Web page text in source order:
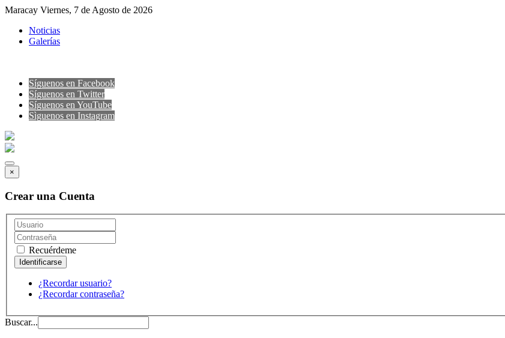
Maracay Viernes, 7 de Agosto de 2026
Noticias
Galerías
Síguenos en Facebook
Síguenos en Twitter
Síguenos en YouTube
Sìguenos en Instagram
×
Crear una Cuenta
Recuérdeme
¿Recordar usuario?
¿Recordar contraseña?
Buscar...